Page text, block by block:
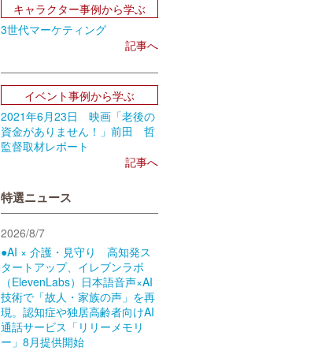
キャラクター事例から学ぶ
3世代マーケティング
記事へ
イベント事例から学ぶ
2021年6月23日 映画「老後の
資金がありません！」前田 哲
監督取材レポート
記事へ
特選ニュース
2026/8/7
●AI × 介護・見守り 高知発ス
タートアップ、イレブンラボ
（ElevenLabs）日本語音声×AI
技術で「故人・家族の声」を再
現。認知症や独居高齢者向けAI
通話サービス「リリーメモリ
ー」8月提供開始